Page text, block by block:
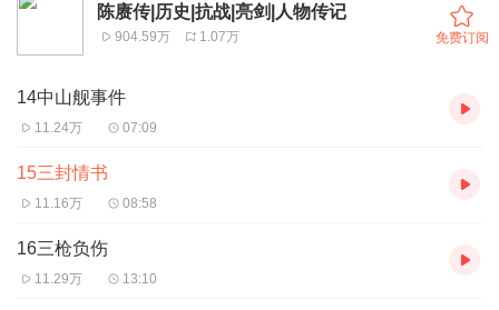
陈赓传|历史|抗战|亮剑|人物传记
904.59万 1.07万 免费订阅
14中山舰事件
11.24万 07:09
15三封情书
11.16万 08:58
16三枪负伤
11.29万 13:10